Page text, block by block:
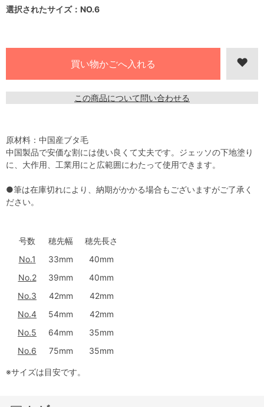
選択されたサイズ：NO.6
この商品について問い合わせる
原材料：中国産ブタ毛
中国製品で安価な割には使い良くて丈夫です。ジェッソの下地塗り
に、大作用、工業用にと広範囲にわたって使用できます。
●筆は在庫切れにより、納期がかかる場合もございますがご了承く
ださい。
号数 穂先幅
穂先長さ
No.1
33mm
40mm
No.2
39mm
40mm
No.3
42mm
42mm
No.4
54mm
42mm
No.5
64mm
35mm
No.6
75mm 35mm
※サイズは目安です。